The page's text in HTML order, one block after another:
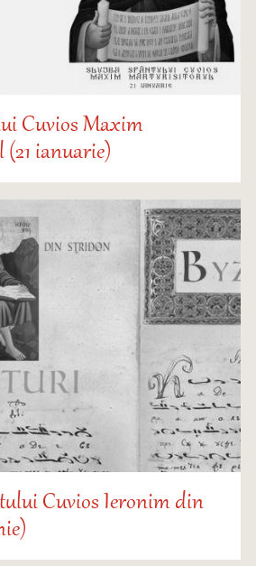
Cuvios Maxim
ianuarie)
Cuvios Ieronim din